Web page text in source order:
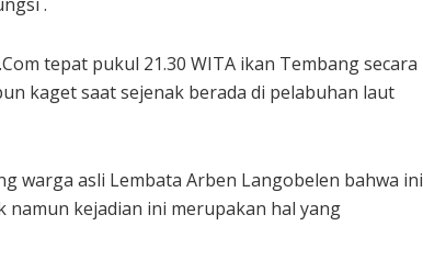
tepat pukul 21.30 WITA ikan Tembang secara
kaget saat sejenak berada di pelabuhan laut
warga asli Lembata Arben Langobelen bahwa ini
kejadian ini merupakan hal yang